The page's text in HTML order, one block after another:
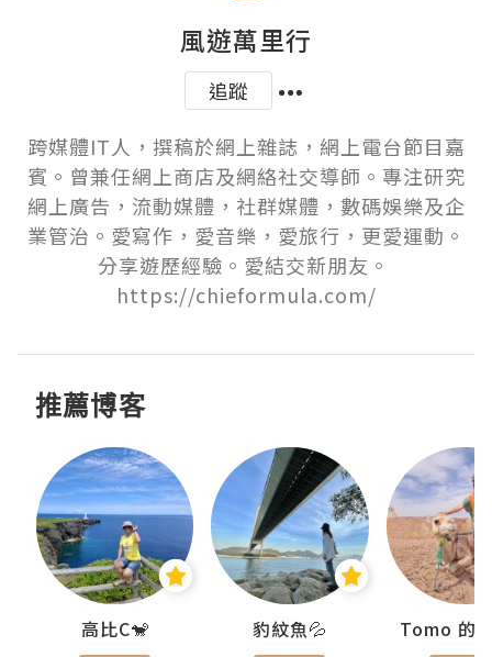
風遊萬里行
追蹤
跨媒體IT人，撰稿於網上雜誌，網上電台節目嘉
賓。曾兼任網上商店及網絡社交導師。專注研究
網上廣告，流動媒體，社群媒體，數碼娛樂及企
業管治。愛寫作，愛音樂，愛旅行，更愛運動。
分享遊歷經驗。愛結交新朋友。
https://chieformula.com/
推薦博客
高比C🐒 豹紋魚💦